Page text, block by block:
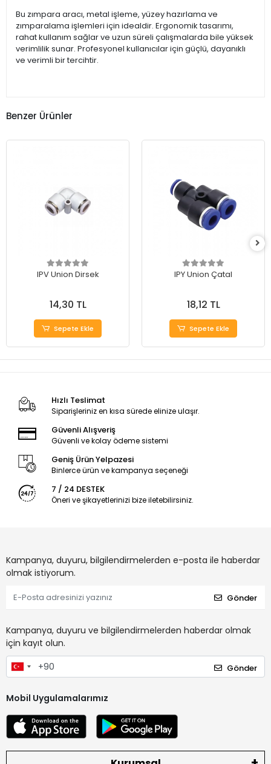
Bu zımpara aracı, metal işleme, yüzey hazırlama ve
zımparalama işlemleri için idealdir. Ergonomik tasarımı,
rahat kullanım sağlar ve uzun süreli çalışmalarda bile yüksek
verimlilik sunar. Profesyonel kullanıcılar için güçlü, dayanıklı
ve verimli bir tercihtir.
Benzer Ürünler
IPV Union Dirsek
14,30 TL
Sepete Ekle
IPY Union Çatal
18,12 TL
Sepete Ekle
Hızlı Teslimat
Siparişleriniz en kısa sürede elinize ulaşır.
Güvenli Alışveriş
Güvenli ve kolay ödeme sistemi
Geniş Ürün Yelpazesi
Binlerce ürün ve kampanya seçeneği
7 / 24 DESTEK
Öneri ve şikayetlerinizi bize iletebilirsiniz.
Kampanya, duyuru, bilgilendirmelerden e-posta ile haberdar
olmak istiyorum.
Gönder
Kampanya, duyuru ve bilgilendirmelerden haberdar olmak
için kayıt olun.
Gönder
Mobil Uygulamalarımız